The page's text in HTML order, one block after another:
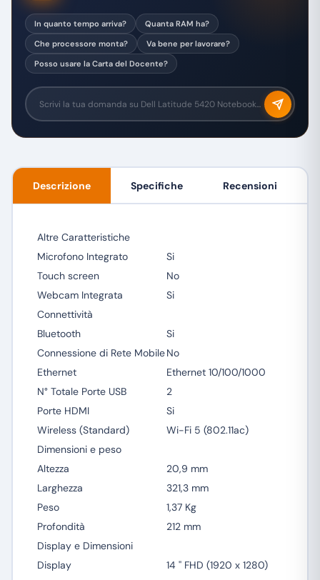
In quanto tempo arriva?
Quanta RAM ha?
Che processore monta?
Va bene per lavorare?
Posso usare la Carta del Docente?
Descrizione Specifiche Recensioni
Altre Caratteristiche
Microfono Integrato
Si
Touch screen
No
Webcam Integrata
Si
Connettività
Bluetooth
Si
Connessione di Rete MobileNo
Ethernet
Ethernet 10/100/1000
N° Totale Porte USB
2
Porte HDMI
Si
Wireless (Standard)
Wi-Fi 5 (802.11ac)
Dimensioni e peso
Altezza
20,9 mm
Larghezza
321,3 mm
Peso
1,37 Kg
Profondità
212 mm
Display e Dimensioni
Display
14 '' FHD (1920 x 1280)